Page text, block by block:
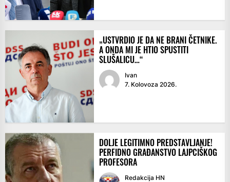
„USTVRDIO JE DA NE BRANI ČETNIKE.
A ONDA MI JE HTIO SPUSTITI
SLUŠALICU…“
Ivan
7. Kolovoza 2026.
DOLJE LEGITIMNO PREDSTAVLJANJE!
PERFIDNO GRAĐANSTVO LAJPCIŠKOG
PROFESORA
Redakcija HN